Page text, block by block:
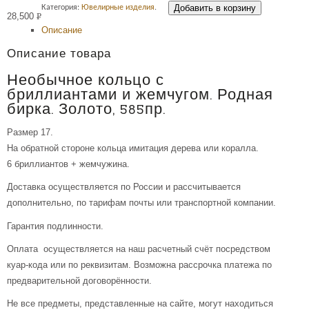
28,500 Р
УБ.
Добавить в корзину
Категория: Ювелирные изделия.
Описание
Описание товара
Необычное кольцо с
бриллиантами и жемчугом. Родная
бирка. Золото, 585пр.
Размер 17.
На обратной стороне кольца имитация дерева или коралла.
6 бриллиантов + жемчужина.
Доставка осуществляется по России и рассчитывается
дополнительно, по тарифам почты или транспортной компании.
Гарантия подлинности.
Оплата осуществляется на наш расчетный счёт посредством
куар-кода или по реквизитам. Возможна рассрочка платежа по
предварительной договорённости.
Не все предметы, представленные на сайте, могут находиться